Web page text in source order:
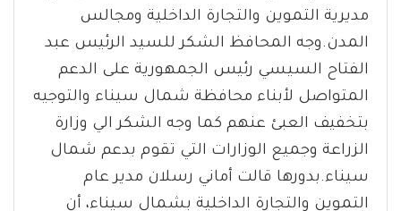
مديرية التموين والتجارة الداخلية ومجالس
المدن.وجه المحافظ الشكر للسيد الرئيس عبد
الفتاح السيسي رئيس الجمهورية على الدعم
المتواصل لأبناء محافظة شمال سيناء والتوجيه
بتخفيف العبئ عنهم كما وجه الشكر الي وزارة
الزراعة وجميع الوزارات التي تقوم بدعم شمال
سيناء.بدورها قالت أماني رسلان مدير عام
التموين والتجارة الداخلية بشمال سيناء، أن